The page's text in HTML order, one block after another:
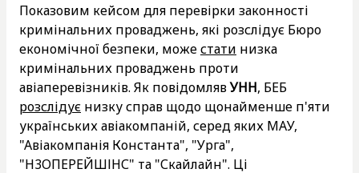
Показовим кейсом для перевірки законності
кримінальних проваджень, які розслідує Бюро
економічної безпеки, можестати низка
кримінальних проваджень проти
авіаперевізників. Як повідомлявУНН, БЕБ
розслідує низку справ щодо щонайменше п'яти
українських авіакомпаній, серед яких МАУ,
"Авіакомпанія Константа", "Урга",
"Н3ОПЕРЕЙШІНС" та "Скайлайн". Ці